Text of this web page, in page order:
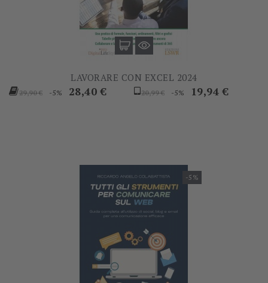
LAVORARE CON EXCEL 2024
Prezzo
29,90 € -5% Prezzo
28,40 €
Prezzo
20,99 € -5% Prezzo
19,94 €
-5%